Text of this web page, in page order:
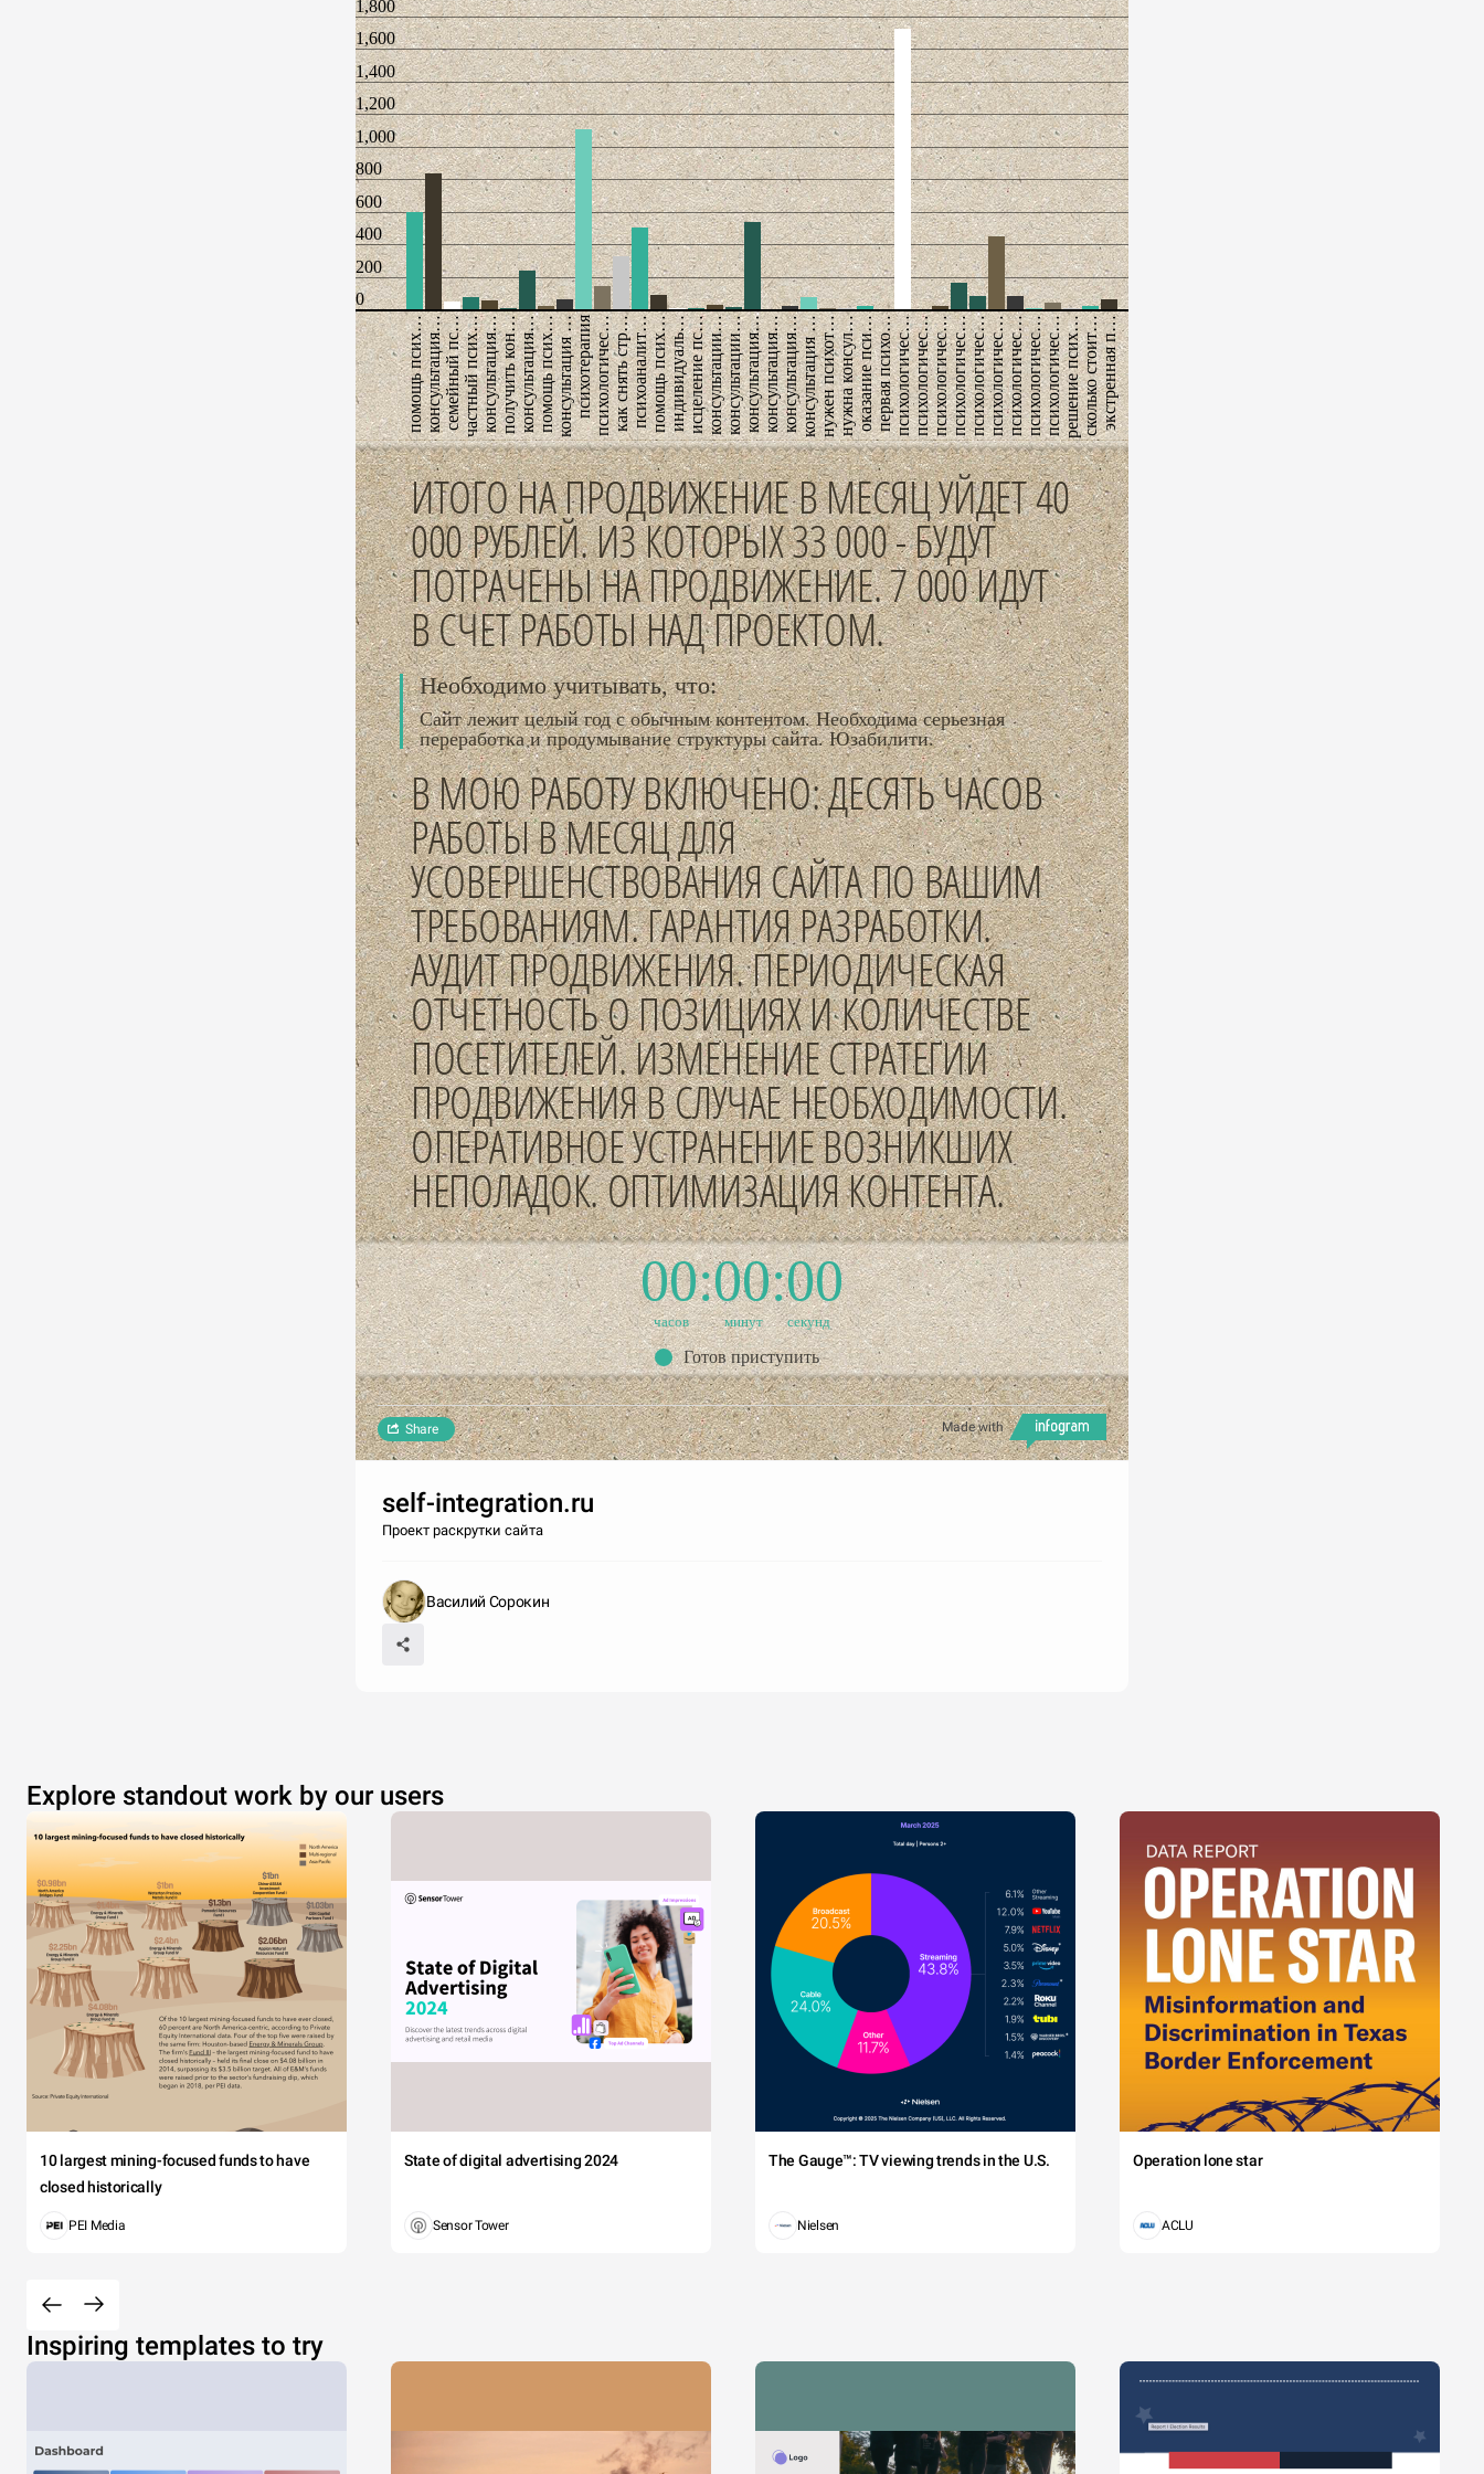
1,800
1,600
1,400
1,200
1,000
800
600
400
200
0
помощь псих…консультация…семейный пс…частный псих…консультация…получить кон…консультация…помощь псих…консультация …психотерапияпсихологичес…как снять стр…психоаналит…помощь псих…индивидуаль…исцеление пс…консультации…консультации…консультация…консультация…консультация…консультация …нужен психот…нужна консул…оказание пси…первая психо…психологичес…психологичес…психологичес…психологичес…психологичес…психологичес…психологичес…психологичес…психологичес…решение псих…сколько стоит…экстренная п…
ИТОГО НА ПРОДВИЖЕНИЕ В МЕСЯЦ УЙДЕТ 40
000 РУБЛЕЙ. ИЗ КОТОРЫХ 33 000 - БУДУТ
ПОТРАЧЕНЫ НА ПРОДВИЖЕНИЕ. 7 000 ИДУТ
В СЧЕТ РАБОТЫ НАД ПРОЕКТОМ.
Необходимо учитывать, что:
Сайт лежит целый год с обычным контентом. Необходима серьезная
переработка и продумывание структуры сайта. Юзабилити.
В МОЮ РАБОТУ ВКЛЮЧЕНО: ДЕСЯТЬ ЧАСОВ
РАБОТЫ В МЕСЯЦ ДЛЯ
УСОВЕРШЕНСТВОВАНИЯ САЙТА ПО ВАШИМ
ТРЕБОВАНИЯМ. ГАРАНТИЯ РАЗРАБОТКИ.
АУДИТ ПРОДВИЖЕНИЯ. ПЕРИОДИЧЕСКАЯ
ОТЧЕТНОСТЬ О ПОЗИЦИЯХ И КОЛИЧЕСТВЕ
ПОСЕТИТЕЛЕЙ. ИЗМЕНЕНИЕ СТРАТЕГИИ
ПРОДВИЖЕНИЯ В СЛУЧАЕ НЕОБХОДИМОСТИ.
ОПЕРАТИВНОЕ УСТРАНЕНИЕ ВОЗНИКШИХ
НЕПОЛАДОК. ОПТИМИЗАЦИЯ КОНТЕНТА.
00
часов
00
минут
00
секунд
Готов приступить
Made with
Share
self-integration.ru
Проект раскрутки сайта
Василий Сорокин
Explore standout work by our users
10 largest mining-focused funds to have
closed historically
PEI Media
State of digital advertising 2024
Sensor Tower
The Gauge™: TV viewing trends in the U.S.
Nielsen
Operation lone star
ACLU
Inspiring templates to try